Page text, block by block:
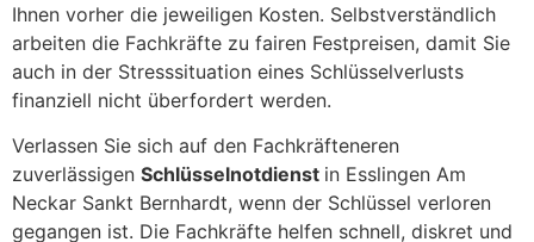
Ihnen vorher die jeweiligen Kosten. Selbstverständlich
arbeiten die Fachkräfte zu fairen Festpreisen, damit Sie
auch in der Stresssituation eines Schlüsselverlusts
finanziell nicht überfordert werden.
Verlassen Sie sich auf den Fachkräfteneren
zuverlässigen Schlüsselnotdienst in Esslingen Am
Neckar Sankt Bernhardt, wenn der Schlüssel verloren
gegangen ist. Die Fachkräfte helfen schnell, diskret und